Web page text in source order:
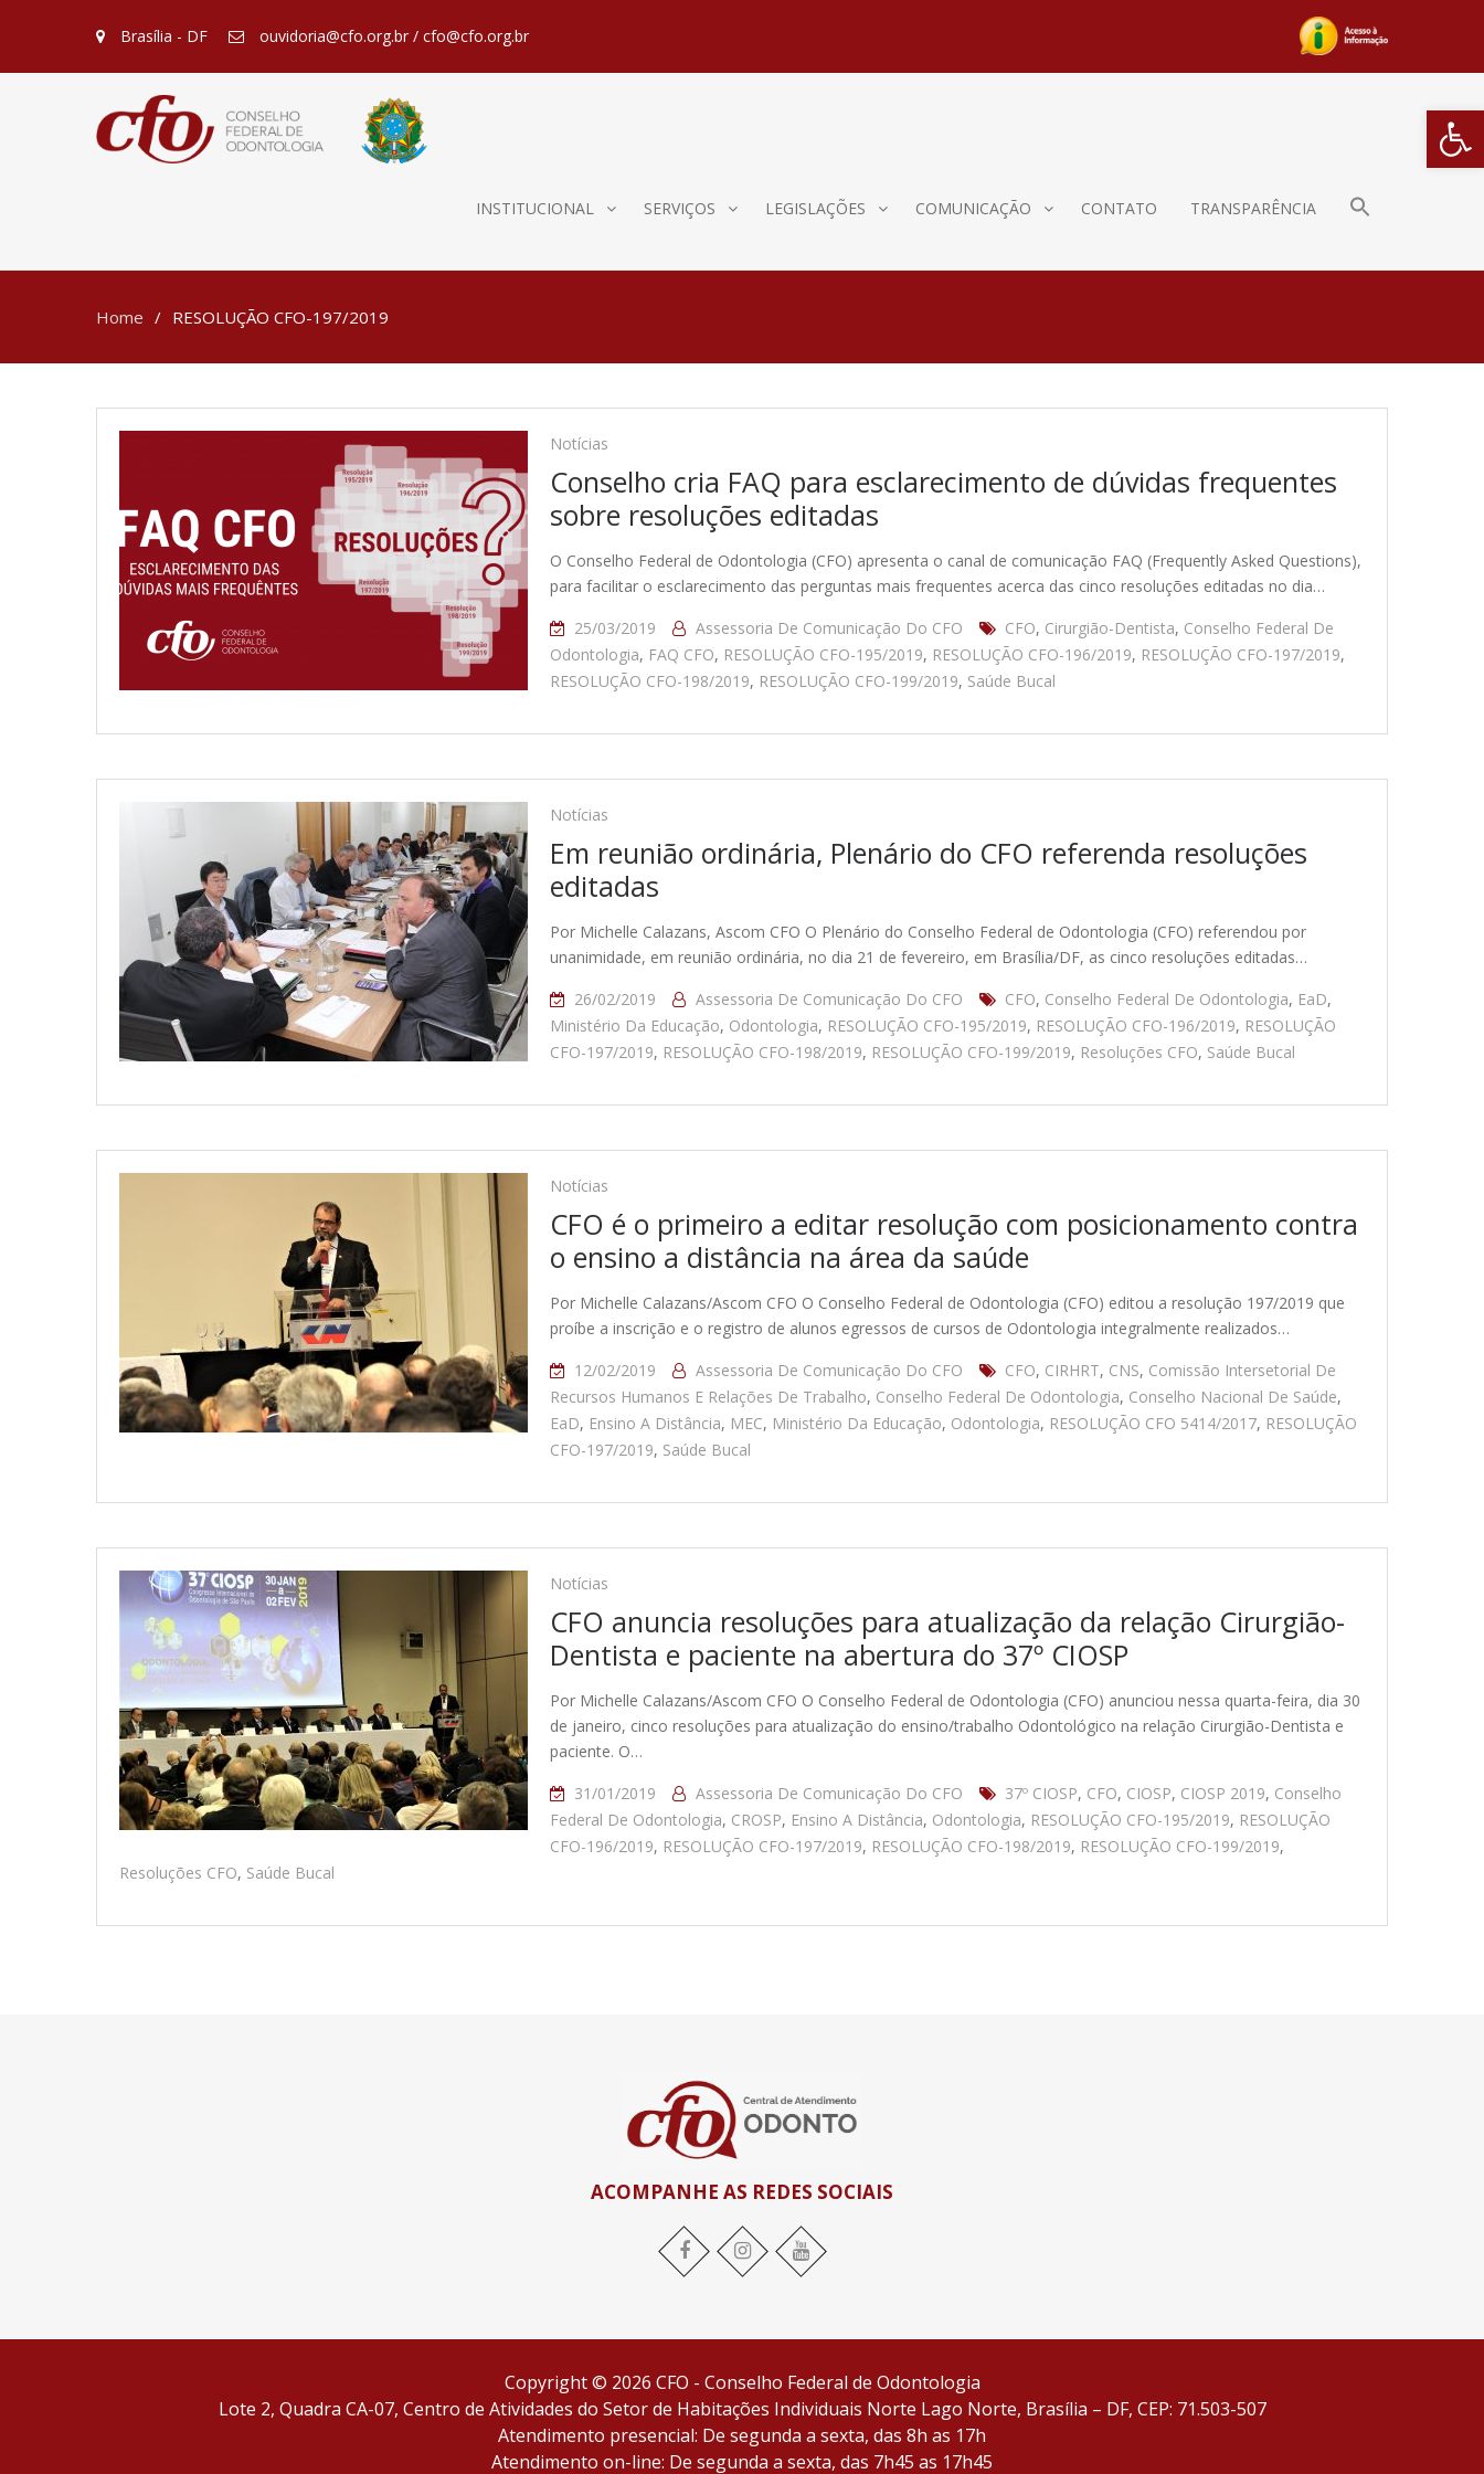
Barra de
Brasília - DF ouvidoria@cfo.org.br / cfo@cfo.org.br
INSTITUCIONAL SERVIÇOS LEGISLAÇÕES COMUNICAÇÃO CONTATO TRANSPARÊNCIA
Home RESOLUÇÃO CFO-197/2019
Notícias
Conselho cria FAQ para esclarecimento de dúvidas frequentes
sobre resoluções editadas
O Conselho Federal de Odontologia (CFO) apresenta o canal de comunicação FAQ (Frequently Asked Questions),
para facilitar o esclarecimento das perguntas mais frequentes acerca das cinco resoluções editadas no dia…
25/03/2019
Assessoria De Comunicação Do CFO CFO, Cirurgião-Dentista, Conselho Federal De
Odontologia, FAQ CFO, RESOLUÇÃO CFO-195/2019, RESOLUÇÃO CFO-196/2019, RESOLUÇÃO CFO-197/2019,
RESOLUÇÃO CFO-198/2019, RESOLUÇÃO CFO-199/2019, Saúde Bucal
Notícias
Em reunião ordinária, Plenário do CFO referenda resoluções
editadas
Por Michelle Calazans, Ascom CFO O Plenário do Conselho Federal de Odontologia (CFO) referendou por
unanimidade, em reunião ordinária, no dia 21 de fevereiro, em Brasília/DF, as cinco resoluções editadas…
26/02/2019
Assessoria De Comunicação Do CFO CFO, Conselho Federal De Odontologia, EaD,
Ministério Da Educação, Odontologia, RESOLUÇÃO CFO-195/2019, RESOLUÇÃO CFO-196/2019, RESOLUÇÃO
CFO-197/2019, RESOLUÇÃO CFO-198/2019, RESOLUÇÃO CFO-199/2019, Resoluções CFO, Saúde Bucal
Notícias
CFO é o primeiro a editar resolução com posicionamento contra
o ensino a distância na área da saúde
Por Michelle Calazans/Ascom CFO O Conselho Federal de Odontologia (CFO) editou a resolução 197/2019 que
proíbe a inscrição e o registro de alunos egressos de cursos de Odontologia integralmente realizados…
12/02/2019
Assessoria De Comunicação Do CFO CFO, CIRHRT, CNS, Comissão Intersetorial De
Recursos Humanos E Relações De Trabalho, Conselho Federal De Odontologia, Conselho Nacional De Saúde,
EaD, Ensino A Distância, MEC, Ministério Da Educação, Odontologia, RESOLUÇÃO CFO 5414/2017, RESOLUÇÃO
CFO-197/2019, Saúde Bucal
Notícias
CFO anuncia resoluções para atualização da relação Cirurgião-
Dentista e paciente na abertura do 37º CIOSP
Por Michelle Calazans/Ascom CFO O Conselho Federal de Odontologia (CFO) anunciou nessa quarta-feira, dia 30
de janeiro, cinco resoluções para atualização do ensino/trabalho Odontológico na relação Cirurgião-Dentista e
paciente. O…
31/01/2019
Assessoria De Comunicação Do CFO 37º CIOSP, CFO, CIOSP, CIOSP 2019, Conselho
Federal De Odontologia, CROSP, Ensino A Distância, Odontologia, RESOLUÇÃO CFO-195/2019, RESOLUÇÃO
CFO-196/2019, RESOLUÇÃO CFO-197/2019, RESOLUÇÃO CFO-198/2019, RESOLUÇÃO CFO-199/2019,
Resoluções CFO, Saúde Bucal
ACOMPANHE AS REDES SOCIAIS
Facebook Instagram YouTube
Copyright © 2026 CFO - Conselho Federal de Odontologia
Lote 2, Quadra CA-07, Centro de Atividades do Setor de Habitações Individuais Norte Lago Norte, Brasília – DF, CEP: 71.503-507
Atendimento presencial: De segunda a sexta, das 8h as 17h
Atendimento on-line: De segunda a sexta, das 7h45 as 17h45